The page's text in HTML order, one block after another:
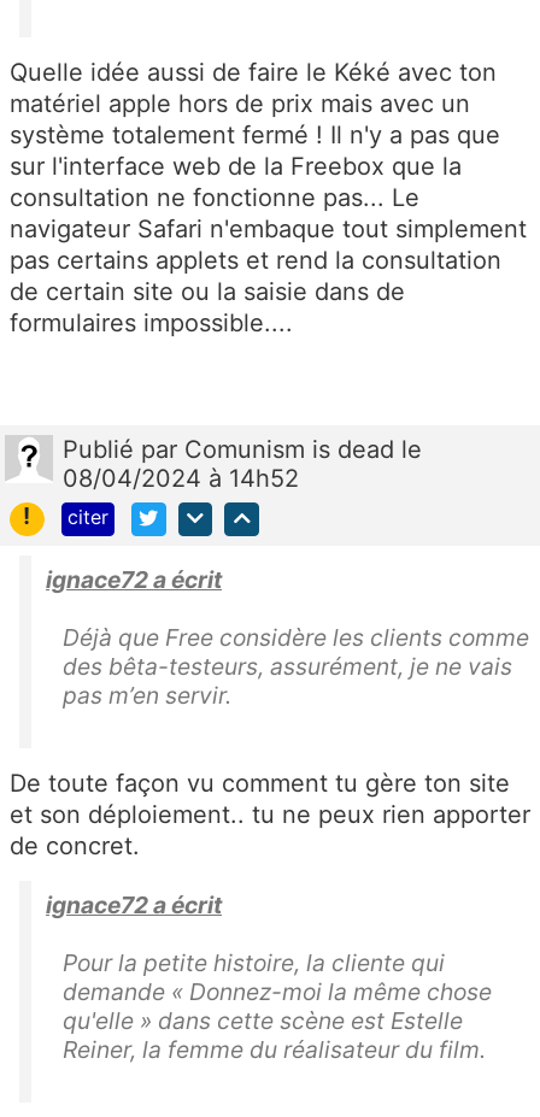
Quelle idée aussi de faire le Kéké avec ton
matériel apple hors de prix mais avec un
système totalement fermé ! Il n'y a pas que
sur l'interface web de la Freebox que la
consultation ne fonctionne pas... Le
navigateur Safari n'embaque tout simplement
pas certains applets et rend la consultation
de certain site ou la saisie dans de
formulaires impossible....
Publié par Comunism is dead le
08/04/2024 à 14h52
!
citer
ignace72 a écrit
Déjà que Free considère les clients comme
des bêta-testeurs, assurément, je ne vais
pas m’en servir.
De toute façon vu comment tu gère ton site
et son déploiement.. tu ne peux rien apporter
de concret.
ignace72 a écrit
Pour la petite histoire, la cliente qui
demande « Donnez-moi la même chose
qu'elle » dans cette scène est Estelle
Reiner, la femme du réalisateur du film.